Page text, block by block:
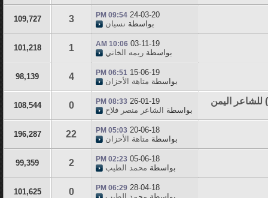
24-03-20
09:54 PM
بواسطة نسيان 3
109,727
03-11-19
10:06 AM
بواسطة ريمه الخاني 1
101,218
15-06-19
06:51 PM
بواسطة متاهة الأحزان 4
98,139
للشاعر اليمن 26-01-19
08:33 PM
بواسطة الشاعر منصر فلاح 0
108,544
20-06-18
05:03 PM
بواسطة متاهة الأحزان 22
196,287
05-06-18
02:23 PM
بواسطة محمد الطيب 2
99,359
28-04-18
06:29 PM
0
101,625